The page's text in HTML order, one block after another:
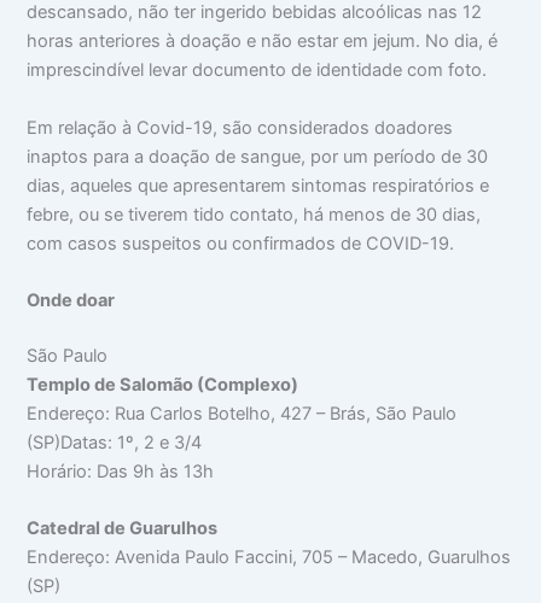
descansado, não ter ingerido bebidas alcoólicas nas 12
horas anteriores à doação e não estar em jejum. No dia, é
imprescindível levar documento de identidade com foto.
Em relação à Covid-19, são considerados doadores
inaptos para a doação de sangue, por um período de 30
dias, aqueles que apresentarem sintomas respiratórios e
febre, ou se tiverem tido contato, há menos de 30 dias,
com casos suspeitos ou confirmados de COVID-19.
Onde doar
São Paulo
Templo de Salomão (Complexo)
Endereço: Rua Carlos Botelho, 427 – Brás, São Paulo
(SP)Datas: 1º, 2 e 3/4
Horário: Das 9h às 13h
Catedral de Guarulhos
Endereço: Avenida Paulo Faccini, 705 – Macedo, Guarulhos
(SP)